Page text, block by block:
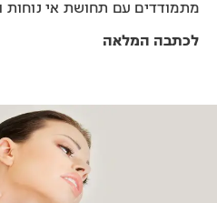
מתמודדים עם תחושת אי נוחות
הינה סביבת המחייה המערבית,
במקרים של מצבים אטופיים
לכתבה המלאה